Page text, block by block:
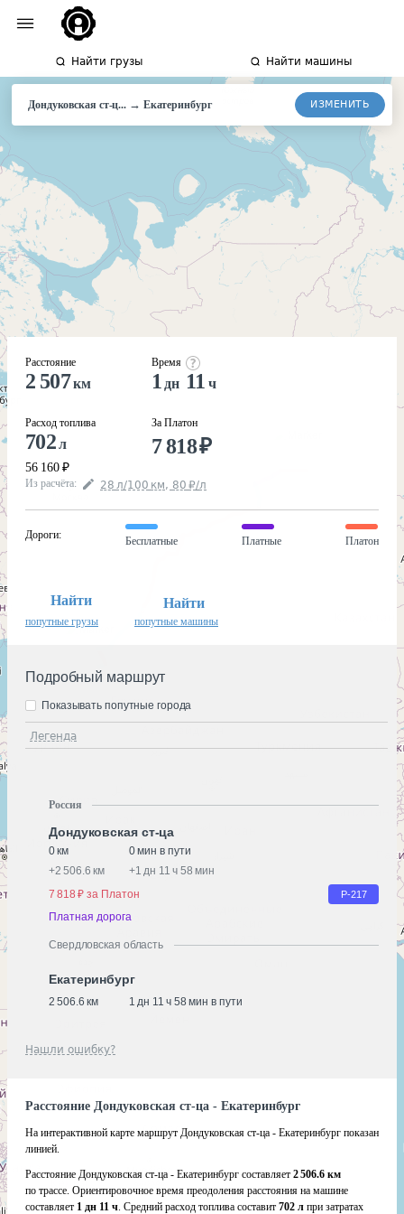
Найти грузы Найти машины
Дондуковская ст-ц... → Екатеринбург ИЗМЕНИТЬ
Расстояние
2 507км
Расход топлива
702л
56 160 ₽
Время
1 дн 11 ч
За Платон
7 818₽
Из расчёта: 28 л/100 км, 80 ₽/л
Дороги:
Бесплатные Платные Платон
Найти
попутные грузы
Найти
попутные машины
Подробный маршрут
Легенда
Показывать попутные города
Россия
Дондуковская ст-ца
0 км
0 мин в пути
+2 506.6 км +1 дн 11 ч 58 мин
7 818 ₽ за Платон
Р-217
Платная дорога
Свердловская область
Екатеринбург
2 506.6 км 1 дн 11 ч 58 мин в пути
Нашли ошибку?
Расстояние Дондуковская ст-ца - Екатеринбург
На интерактивной карте маршрут Дондуковская ст-ца - Екатеринбург показан
линией.
Расстояние Дондуковская ст-ца - Екатеринбург составляет 2 506.6 км
по трассе. Ориентировочное время преодоления расстояния на машине
составляет 1 дн 11 ч. Средний расход топлива составит 702 л при затратах